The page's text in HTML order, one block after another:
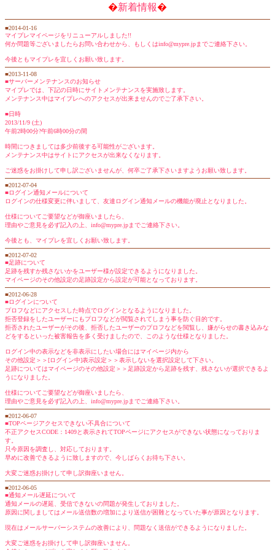
�新着情報�
■2014-01-16
マイプレマイページをリニューアルしました!!
何か問題等ございましたらお問い合わせから、もしくはinfo@mypre.jpまでご連絡下さい。
今後ともマイプレを宜しくお願い致します。
■2013-11-08
■サーバーメンテナンスのお知らせ
マイプレでは、下記の日時にサイトメンテナンスを実施致します。
メンテナンス中はマイプレへのアクセスが出来ませんのでご了承下さい。
■日時
2013/11/9 (土)
午前2時00分?午前6時00分の間
時間につきましては多少前後する可能性がございます。
メンテナンス中はサイトにアクセスが出来なくなります。
ご迷惑をお掛けして申し訳ございませんが、何卒ご了承下さいますようお願い致します。
■2012-07-04
■ログイン通知メールについて
ログインの仕様変更に伴いまして、友達ログイン通知メールの機能が廃止となりました。
仕様についてご要望などが御座いましたら、
理由やご意見を必ず記入の上、info@mypre.jpまでご連絡下さい。
今後とも、マイプレを宜しくお願い致します。
■2012-07-02
■足跡について
足跡を残すか残さないかをユーザー様が設定できるようになりました。
マイページのその他設定の足跡設定から設定が可能となっております。
■2012-06-28
■ログインについて
プロフなどにアクセスした時点でログインとなるようになりました。
拒否登録をしたユーザーにもプロフなどが閲覧されてしまう事を防ぐ目的です。
拒否されたユーザーがその後、拒否したユーザーのプロフなどを閲覧し、嫌がらせの書き込みな
どをするといった被害報告を多く受けましたので、このような仕様となりました。
ログイン中の表示などを非表示にしたい場合にはマイページ内から
その他設定＞＞[ログイン中]表示設定＞＞表示しないを選択設定して下さい。
足跡についてはマイページのその他設定＞＞足跡設定から足跡を残す、残さないが選択できるよ
うになりました。
仕様についてご要望などが御座いましたら、
理由やご意見を必ず記入の上、info@mypre.jpまでご連絡下さい。
■2012-06-07
■TOPページアクセスできない不具合について
不正アクセスCODE：1409と表示されてTOPページにアクセスができない状態になっておりま
す。
只今原因を調査し、対応しております。
早めに改善できるように致しますので、今しばらくお待ち下さい。
大変ご迷惑お掛けして申し訳御座いません。
■2012-06-05
■通知メール遅延について
通知メールの遅延、受信できないの問題が発生しておりました。
原因に関しましてはメール送信数の増加により送信が困難となっていた事が原因となります。
現在はメールサーバーシステムの改善により、問題なく送信ができるようになりました。
大変ご迷惑をお掛けして申し訳御座いません。